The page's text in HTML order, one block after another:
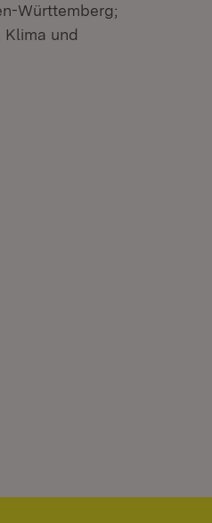
Württemberg;
Klima und